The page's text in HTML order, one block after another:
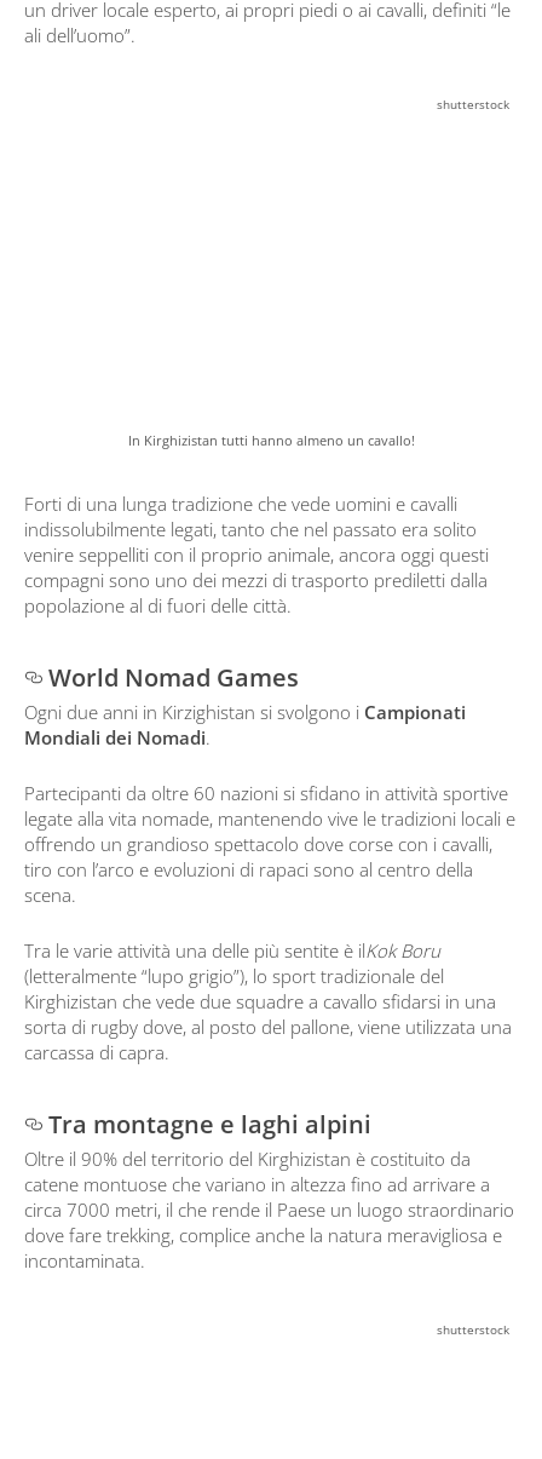
un driver locale esperto, ai propri piedi o ai cavalli, definiti “le
ali dell’uomo”.
shutterstock
In Kirghizistan tutti hanno almeno un cavallo!
Forti di una lunga tradizione che vede uomini e cavalli
indissolubilmente legati, tanto che nel passato era solito
venire seppelliti con il proprio animale, ancora oggi questi
compagni sono uno dei mezzi di trasporto prediletti dalla
popolazione al di fuori delle città.
World Nomad Games
Ogni due anni in Kirzighistan si svolgono i Campionati
Mondiali dei Nomadi.
Partecipanti da oltre 60 nazioni si sfidano in attività sportive
legate alla vita nomade, mantenendo vive le tradizioni locali e
offrendo un grandioso spettacolo dove corse con i cavalli,
tiro con l’arco e evoluzioni di rapaci sono al centro della
scena.
Tra le varie attività una delle più sentite è ilKok Boru
(letteralmente “lupo grigio”), lo sport tradizionale del
Kirghizistan che vede due squadre a cavallo sfidarsi in una
sorta di rugby dove, al posto del pallone, viene utilizzata una
carcassa di capra.
Tra montagne e laghi alpini
Oltre il 90% del territorio del Kirghizistan è costituito da
catene montuose che variano in altezza fino ad arrivare a
circa 7000 metri, il che rende il Paese un luogo straordinario
dove fare trekking, complice anche la natura meravigliosa e
incontaminata.
shutterstock